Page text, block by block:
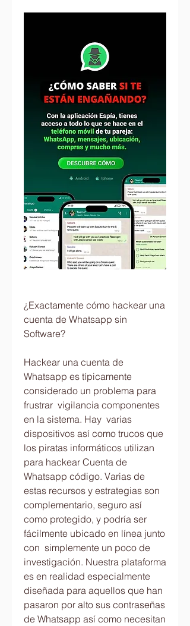
¿Exactamente cómo hackear una
cuenta de Whatsapp sin
Software?
Hackear una cuenta de
Whatsapp es típicamente
considerado un problema para
frustrar  vigilancia componentes
en la sistema. Hay  varias
dispositivos así como trucos que
los piratas informáticos utilizan
para hackear Cuenta de
Whatsapp código. Varias de
estas recursos y estrategias son
complementario, seguro así
como protegido, y podría ser
fácilmente ubicado en línea junto
con  simplemente un poco de
investigación. Nuestra plataforma
es en realidad especialmente
diseñada para aquellos que han
pasaron por alto sus contraseñas
de Whatsapp así como necesitan